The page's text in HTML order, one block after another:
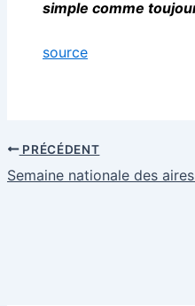
simple comme
source
PRÉCÉDENT
Semaine nationale des